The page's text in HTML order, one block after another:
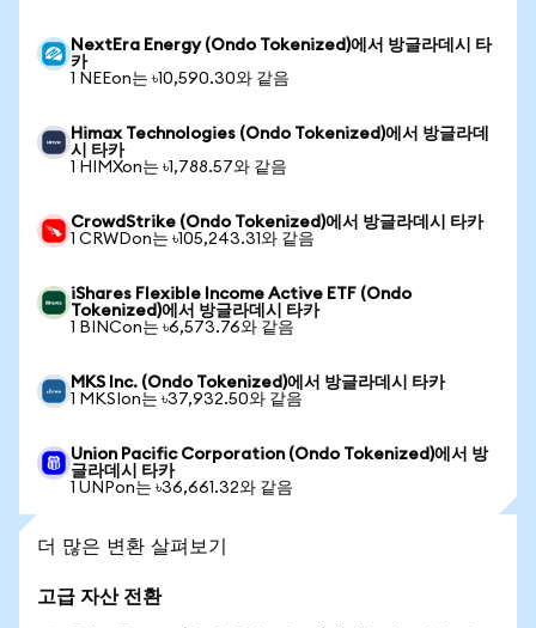
NextEra Energy (Ondo Tokenized)에서 방글라데시 타
카
1 NEEon는 ৳10,590.30와 같음
Himax Technologies (Ondo Tokenized)에서 방글라데
시 타카
1 HIMXon는 ৳1,788.57와 같음
CrowdStrike (Ondo Tokenized)에서 방글라데시 타카
1 CRWDon는 ৳105,243.31와 같음
iShares Flexible Income Active ETF (Ondo
Tokenized)에서 방글라데시 타카
1 BINCon는 ৳6,573.76와 같음
MKS Inc. (Ondo Tokenized)에서 방글라데시 타카
1 MKSIon는 ৳37,932.50와 같음
Union Pacific Corporation (Ondo Tokenized)에서 방
글라데시 타카
1 UNPon는 ৳36,661.32와 같음
더 많은 변환 살펴보기
고급 자산 전환